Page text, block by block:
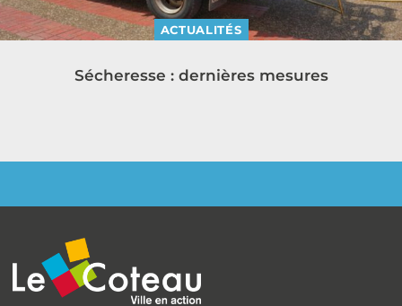
ACTUALITÉS
Sécheresse : dernières mesures